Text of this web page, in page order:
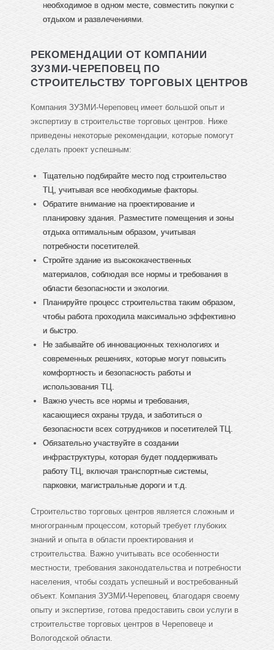
необходимое в одном месте, совместить покупки с
отдыхом и развлечениями.
РЕКОМЕНДАЦИИ ОТ КОМПАНИИ
ЗУЗМИ-ЧЕРЕПОВЕЦ ПО
СТРОИТЕЛЬСТВУ ТОРГОВЫХ ЦЕНТРОВ
Компания ЗУЗМИ-Череповец имеет большой опыт и
экспертизу в строительстве торговых центров. Ниже
приведены некоторые рекомендации, которые помогут
сделать проект успешным:
Тщательно подбирайте место под строительство
ТЦ, учитывая все необходимые факторы.
Обратите внимание на проектирование и
планировку здания. Разместите помещения и зоны
отдыха оптимальным образом, учитывая
потребности посетителей.
Стройте здание из высококачественных
материалов, соблюдая все нормы и требования в
области безопасности и экологии.
Планируйте процесс строительства таким образом,
чтобы работа проходила максимально эффективно
и быстро.
Не забывайте об инновационных технологиях и
современных решениях, которые могут повысить
комфортность и безопасность работы и
использования ТЦ.
Важно учесть все нормы и требования,
касающиеся охраны труда, и заботиться о
безопасности всех сотрудников и посетителей ТЦ.
Обязательно участвуйте в создании
инфраструктуры, которая будет поддерживать
работу ТЦ, включая транспортные системы,
парковки, магистральные дороги и т.д.
Строительство торговых центров является сложным и
многогранным процессом, который требует глубоких
знаний и опыта в области проектирования и
строительства. Важно учитывать все особенности
местности, требования законодательства и потребности
населения, чтобы создать успешный и востребованный
объект. Компания ЗУЗМИ-Череповец, благодаря своему
опыту и экспертизе, готова предоставить свои услуги в
строительстве торговых центров в Череповеце и
Вологодской области.